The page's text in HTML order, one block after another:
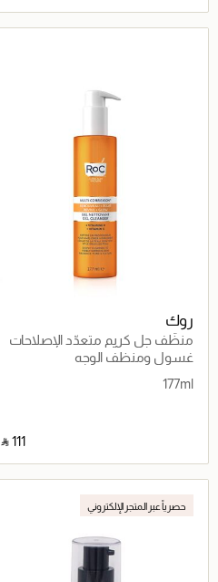
جاري تحميل التفاصيل
روك
منظّف جل كريم متعدّد الإصلاحات
يُجدّد ويمنح التألّق 177 مل
غسول ومنظف الوجه
177ml
‎ ⃁ ⁦111⁩ ‎
جاري تحميل التفاصيل
حصرياً عبر المتجر الإلكتروني